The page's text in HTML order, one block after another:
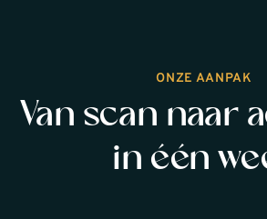
ONZE AANPAK
Van scan naar
in één